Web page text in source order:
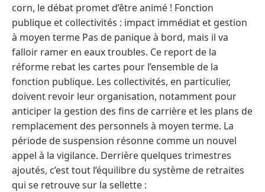
corn, le débat promet d’être animé ! Fonction
publique et collectivités : impact immédiat et gestion
à moyen terme Pas de panique à bord, mais il va
falloir ramer en eaux troubles. Ce report de la
réforme rebat les cartes pour l’ensemble de la
fonction publique. Les collectivités, en particulier,
doivent revoir leur organisation, notamment pour
anticiper la gestion des fins de carrière et les plans de
remplacement des personnels à moyen terme. La
période de suspension résonne comme un nouvel
appel à la vigilance. Derrière quelques trimestres
ajoutés, c’est tout l’équilibre du système de retraites
qui se retrouve sur la sellette :